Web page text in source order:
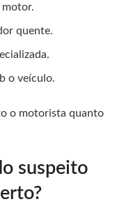
motor.
quente.
o veículo.
o motorista quanto
suspeito